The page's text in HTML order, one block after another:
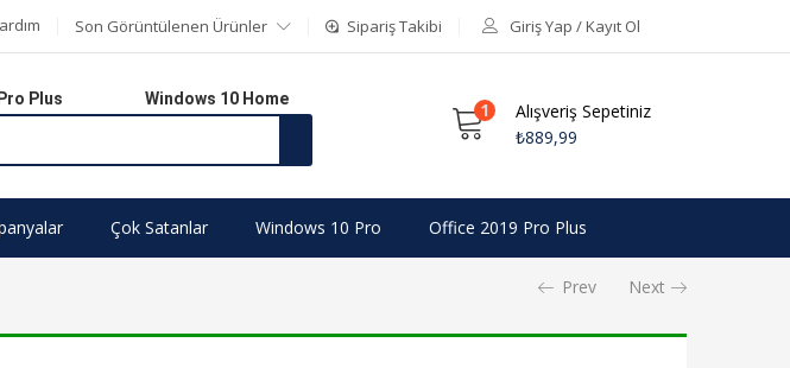
Son Görüntülenen Ürünler Sipariş Takibi Giriş Yap / Kayıt Ol
Plus Windows 10 Home 1
Alışveriş Sepetiniz
₺889,99
Çok Satanlar Windows 10 Pro Office 2019 Pro Plus
Prev Next